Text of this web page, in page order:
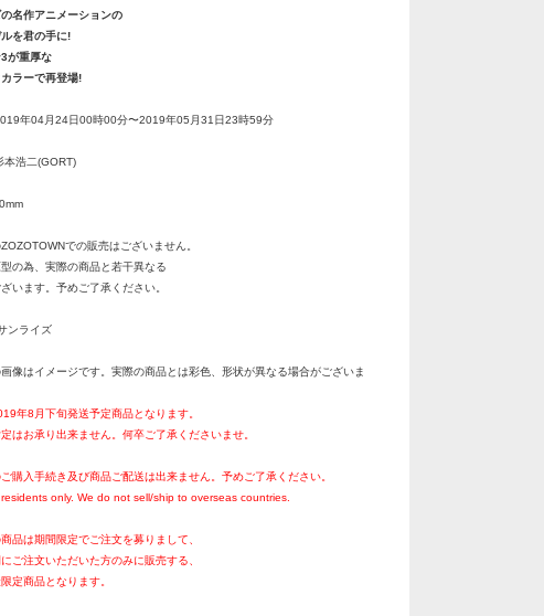
名作アニメーションの
を君の手に!
が重厚な
ラーで再登場!
年04月24日00時00分〜2019年05月31日23時59分
本浩二(GORT)
での販売はございません。
の為、実際の商品と若干異なる
います。予めご了承ください。
ンライズ
像はイメージです。実際の商品とは彩色、形状が異なる場合がございま
年8月下旬発送予定商品となります。
はお承り出来ません。何卒ご了承くださいませ。
購入手続き及び商品ご配送は出来ません。予めご了承ください。
only. We do not sell/ship to overseas countries.
品は期間限定でご注文を募りまして、
ご注文いただいた方のみに販売する、
定商品となります。